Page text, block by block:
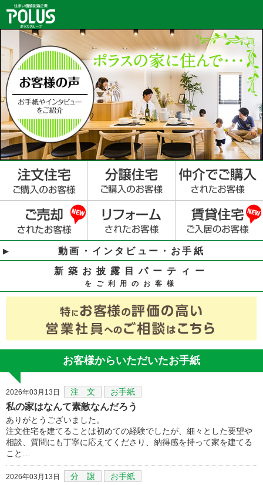
動画・インタビュー・お手紙
新築お披露目パーティー
をご利用のお客様
お客様からいただいたお手紙
2026年03月13日 注 文 お手紙
私の家はなんて素敵なんだろう
ありがとうございました。
注文住宅を建てることは初めての経験でしたが、細々とした要望や
相談、質問にも丁寧に応えてくださり、納得感を持って家を建てる
こと…
2026年03月13日 分 譲 お手紙